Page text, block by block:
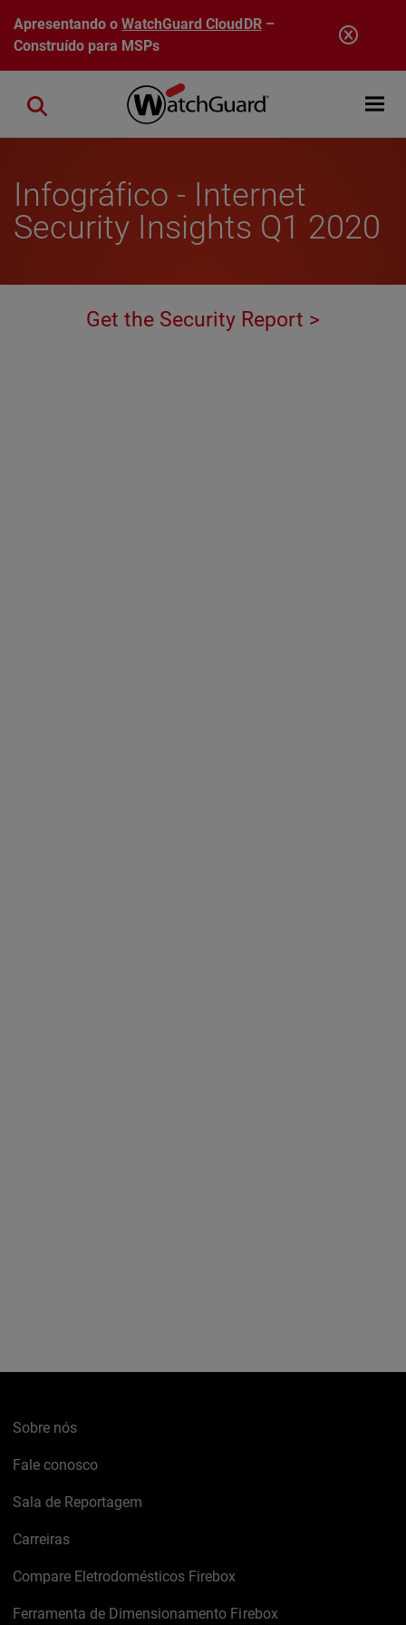
Pular para o conteúdo principal
Apresentando oWatchGuard CloudDR–
Construído para MSPs
Open
Close search
Infográfico - Internet
Security Insights Q1 2020
Get the Security Report >
Sobre nós
Fale conosco
Sala de Reportagem
Carreiras
Compare Eletrodomésticos Firebox
Ferramenta de Dimensionamento Firebox